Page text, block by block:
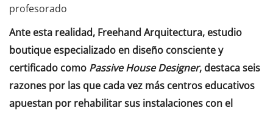
profesorado
Ante esta realidad, Freehand Arquitectura, estudio
boutique especializado en diseño consciente y
certificado como Passive House Designer, destaca seis
razones por las que cada vez más centros educativos
apuestan por rehabilitar sus instalaciones con el